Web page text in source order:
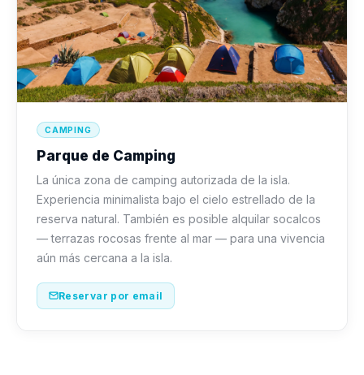
CAMPING
Parque de Camping
La única zona de camping autorizada de la isla.
Experiencia minimalista bajo el cielo estrellado de la
reserva natural. También es posible alquilar socalcos
— terrazas rocosas frente al mar — para una vivencia
aún más cercana a la isla.
Reservar por email